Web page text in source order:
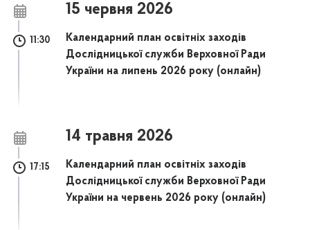
15 червня 2026
11:30
Календарний план освітніх заходів
Дослідницької служби Верховної Ради
України на липень 2026 року (онлайн)
14 травня 2026
17:15
Календарний план освітніх заходів
Дослідницької служби Верховної Ради
України на червень 2026 року (онлайн)